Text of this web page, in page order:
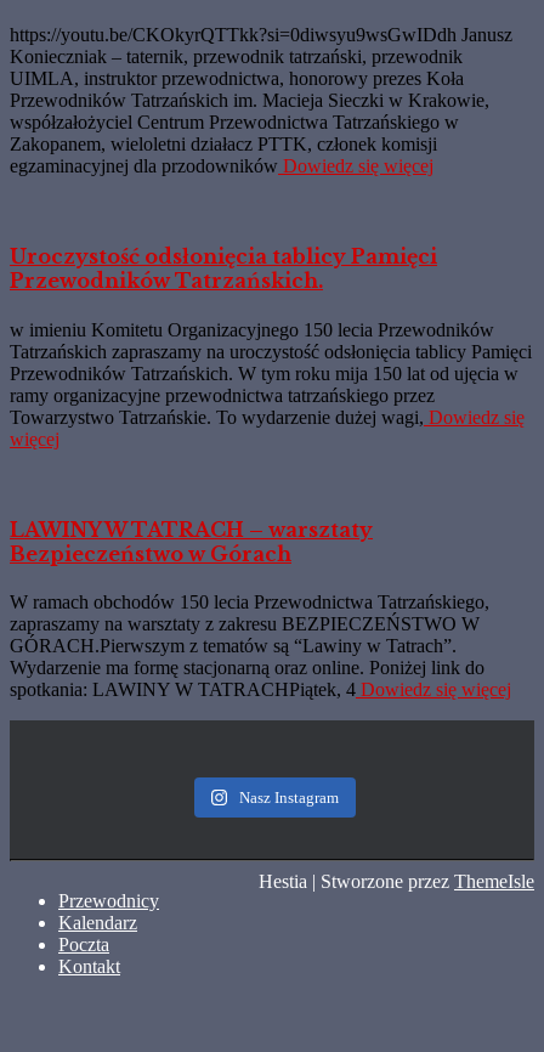
https://youtu.be/CKOkyrQTTkk?si=0diwsyu9wsGwIDdh Janusz
Konieczniak – taternik, przewodnik tatrzański, przewodnik
UIMLA, instruktor przewodnictwa, honorowy prezes Koła
Przewodników Tatrzańskich im. Macieja Sieczki w Krakowie,
współzałożyciel Centrum Przewodnictwa Tatrzańskiego w
Zakopanem, wieloletni działacz PTTK, członek komisji
egzaminacyjnej dla przodowników Dowiedz się więcej
Uroczystość odsłonięcia tablicy Pamięci
Przewodników Tatrzańskich.
w imieniu Komitetu Organizacyjnego 150 lecia Przewodników
Tatrzańskich zapraszamy na uroczystość odsłonięcia tablicy Pamięci
Przewodników Tatrzańskich. W tym roku mija 150 lat od ujęcia w
ramy organizacyjne przewodnictwa tatrzańskiego przez
Towarzystwo Tatrzańskie. To wydarzenie dużej wagi, Dowiedz się
więcej
LAWINY W TATRACH – warsztaty
Bezpieczeństwo w Górach
W ramach obchodów 150 lecia Przewodnictwa Tatrzańskiego,
zapraszamy na warsztaty z zakresu BEZPIECZEŃSTWO W
GÓRACH.Pierwszym z tematów są “Lawiny w Tatrach”.
Wydarzenie ma formę stacjonarną oraz online. Poniżej link do
spotkania: LAWINY W TATRACHPiątek, 4 Dowiedz się więcej
Nasz Instagram
Przewodnicy
Kalendarz
Poczta
Kontakt
Hestia | Stworzone przez ThemeIsle